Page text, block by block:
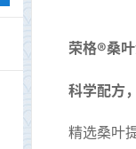
荣格®桑
科学配方
精选桑叶